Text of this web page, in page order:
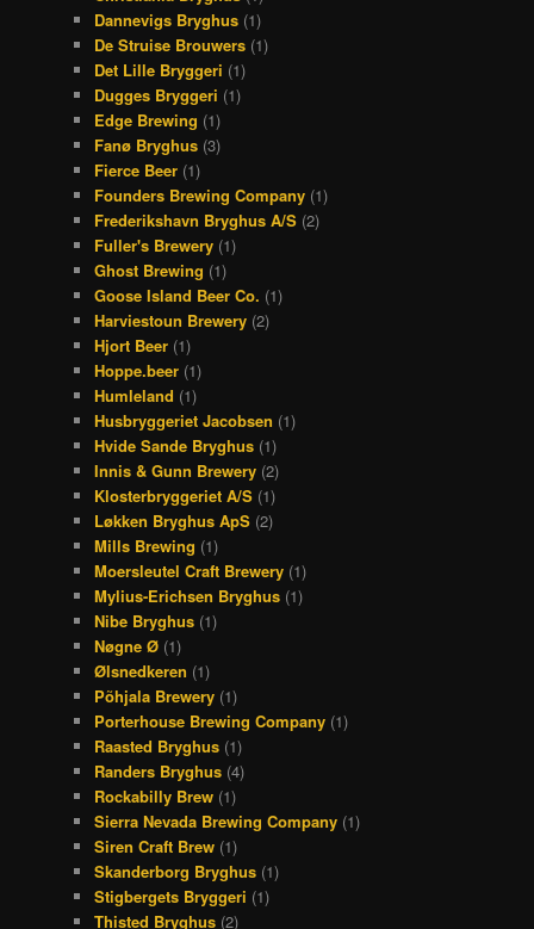
Dannevigs Bryghus (1)
De Struise Brouwers (1)
Det Lille Bryggeri (1)
Dugges Bryggeri (1)
Edge Brewing (1)
Fanø Bryghus (3)
Fierce Beer (1)
Founders Brewing Company (1)
Frederikshavn Bryghus A/S (2)
Fuller's Brewery (1)
Ghost Brewing (1)
Goose Island Beer Co. (1)
Harviestoun Brewery (2)
Hjort Beer (1)
Hoppe.beer (1)
Humleland (1)
Husbryggeriet Jacobsen (1)
Hvide Sande Bryghus (1)
Innis & Gunn Brewery (2)
Klosterbryggeriet A/S (1)
Løkken Bryghus ApS (2)
Mills Brewing (1)
Moersleutel Craft Brewery (1)
Mylius-Erichsen Bryghus (1)
Nibe Bryghus (1)
Nøgne Ø (1)
Ølsnedkeren (1)
Põhjala Brewery (1)
Porterhouse Brewing Company (1)
Raasted Bryghus (1)
Randers Bryghus (4)
Rockabilly Brew (1)
Sierra Nevada Brewing Company (1)
Siren Craft Brew (1)
Skanderborg Bryghus (1)
Stigbergets Bryggeri (1)
Thisted Bryghus (2)